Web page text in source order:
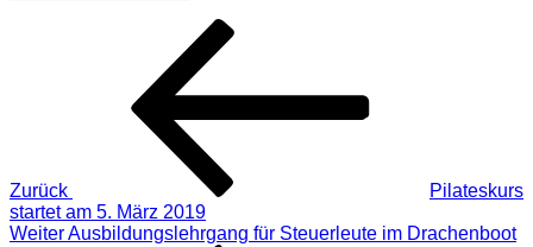
Beitragsnavigation
Zurück
Pilateskurs
startet am 5. März 2019
Nächster
WeiterAusbildungslehrgang für Steuerleute im Drachenboot